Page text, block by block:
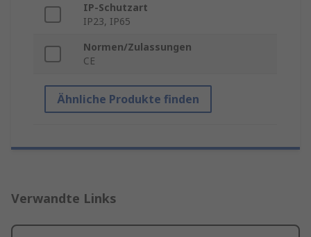
IP-Schutzart
IP23, IP65
Normen/Zulassungen
CE
Ähnliche Produkte finden
Verwandte Links